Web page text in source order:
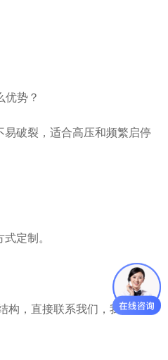
优势？
破裂，适合高压和频繁启停
定制。
构，直接联系我们，我们可根